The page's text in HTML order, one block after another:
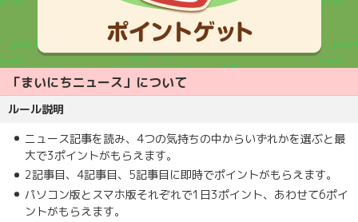
「まいにちニュース」について
ルール説明
ニュース記事を読み、4つの気持ちの中からいずれかを選ぶと最
大で3ポイントがもらえます。
2記事目、4記事目、5記事目に即時でポイントがもらえます。
パソコン版とスマホ版それぞれで1日3ポイント、あわせて6ポイ
ントがもらえます。